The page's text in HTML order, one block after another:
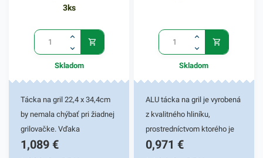
zložením odolná voči
vysokým teplotám pokrmov
ako, aj nízkym teplotám
mrazu. V našej ponuke
nájdete ďalšie podobné
produkty, ktoré vás
nepochybne oslovia.
3ks
Skladom
Tácka na gril 22,4 x 34,4cm
by nemala chýbať pri žiadnej
grilovačke. Vďaka
kvalitnému hliníku, z ktorého
1,089 €
Skladom
ALU tácka na gril je vyrobená
z kvalitného hliníku,
prostredníctvom ktorého je
odolná voči tepelnému
0,971 €